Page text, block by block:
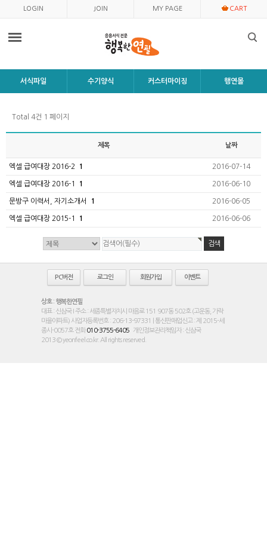
LOGIN JOIN MY PAGE CART
서식파일 수기양식 커스터마이징 행연몰
Total 4건 1 페이지
제목 날짜
엑셀 급여대장 2016-2 1 2016-07-14
엑셀 급여대장 2016-1 1 2016-06-10
문방구 이력서, 자기소개서 1 2016-06-05
엑셀 급여대장 2015-1 1 2016-06-06
PC버전 로그인 회원가입 이벤트
상호 : 행복한연필
대표 : 신삼국 I 주소 : 세종특별자치시 마음로 151 907동 502호 (고운동, 가락
마을아파트) 사업자등록번호 : 206-13-97331 | 통신판매업신고 : 제 2015-세
종시-0057호 전화010-3755-6405
개인정보관리책임자 : 신삼국
2013 © yeonfeel.co.kr. All rights reserved.